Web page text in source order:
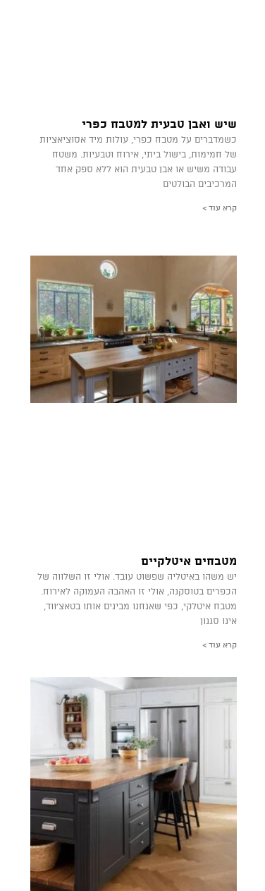
שיש ואבן טבעית למטבח כפרי
כשמדברים על מטבח כפרי, עולות מיד אסוציאציות
של חמימות, בישול ביתי, אירוח וטבעיות. משטח
עבודה משיש או אבן טבעית הוא ללא ספק אחד
המרכיבים הבולטים
קרא עוד >
מטבחים איטלקיים
יש משהו באיטליה שפשוט עובד. אולי זו השלווה של
הכפרים בטוסקנה, אולי זו האהבה העמוקה לאירוח.
מטבח איטלקי, כפי שאנחנו מבינים אותו בטאצ’ווד,
אינו סגנון
קרא עוד >